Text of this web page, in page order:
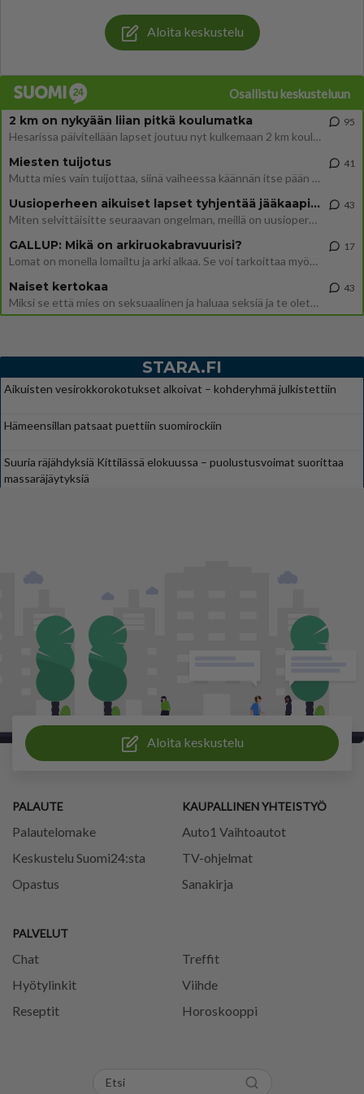
Aloita keskustelu
Osallistu keskusteluun
2 km on nykyään liian pitkä koulumatka
Hesarissa päivitellään lapset joutuu nyt kulkemaan 2 km kouluun jösses. Ruostefillarilla tuo matka menee vaikka miten äk
95
Miesten tuijotus
Mutta mies vain tuijottaa, siinä vaiheessa käännän itse pään pois. Mikä juttu? Yleensä jos joku tuijottaa tai katsoo, hä
41
Uusioperheen aikuiset lapset tyhjentää jääkaapin käydessään
Miten selvittäisitte seuraavan ongelman, meillä on uusioperhe, minulla teini-ikäiset lapset ja puolisolla aikuiset, jotk
43
GALLUP: Mikä on arkiruokabravuurisi?
Lomat on monella lomailtu ja arki alkaa. Se voi tarkoittaa myös sitä, että grillailut on grillattu ja palataan arjen ruo
17
Naiset kertokaa
Miksi se että mies on seksuaalinen ja haluaa seksiä ja te olette hänen mielestänne haluttava on vastenmielistä? Mikä sii
43
STARA.FI
Aikuisten vesirokkorokotukset alkoivat – kohderyhmä julkistettiin
Hämeensillan patsaat puettiin suomirockiin
Suuria räjähdyksiä Kittilässä elokuussa – puolustusvoimat suorittaa
massaräjäytyksiä
Aloita keskustelu
PALAUTE
Palautelomake
Keskustelu Suomi24:sta
Opastus
PALVELUT
Chat
Treffit
Hyötylinkit
Viihde
Reseptit
Horoskooppi
KAUPALLINEN YHTEISTYÖ
Auto1 Vaihtoautot
TV-ohjelmat
Sanakirja